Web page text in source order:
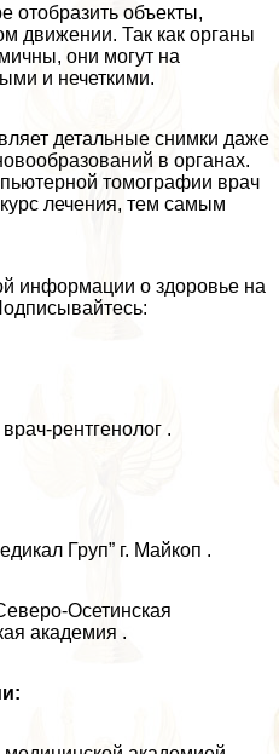
отобразить объекты,
движении. Так как органы
они могут на
и нечеткими.
детальные снимки даже
в органах.
томографии врач
лечения, тем самым
информации о здоровье на
рентгенолог .
Груп” г. Майкоп .
Осетинская
академия .